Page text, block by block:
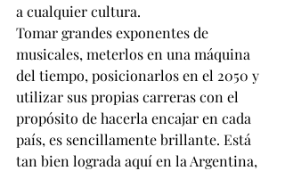
a cualquier cultura.
Tomar grandes exponentes de
musicales, meterlos en una máquina
del tiempo, posicionarlos en el 2050 y
utilizar sus propias carreras con el
propósito de hacerla encajar en cada
país, es sencillamente brillante. Está
tan bien lograda aquí en la Argentina,